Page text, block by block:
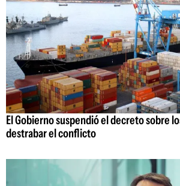
El Gobierno suspendió el decreto sobre
destrabar el conflicto